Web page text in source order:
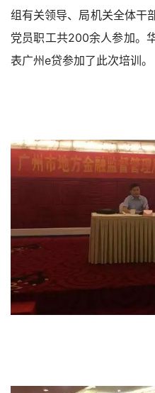
组有关领导、局机关全体干
党员职工共200余人参加。
表广州e贷参加了此次培训。